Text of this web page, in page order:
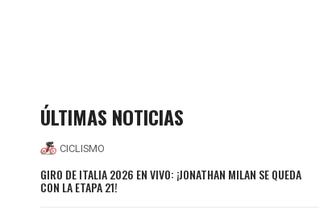
ÚLTIMAS NOTICIAS
CICLISMO
GIRO DE ITALIA 2026 EN VIVO: ¡JONATHAN MILAN SE QUEDA
CON LA ETAPA 21!